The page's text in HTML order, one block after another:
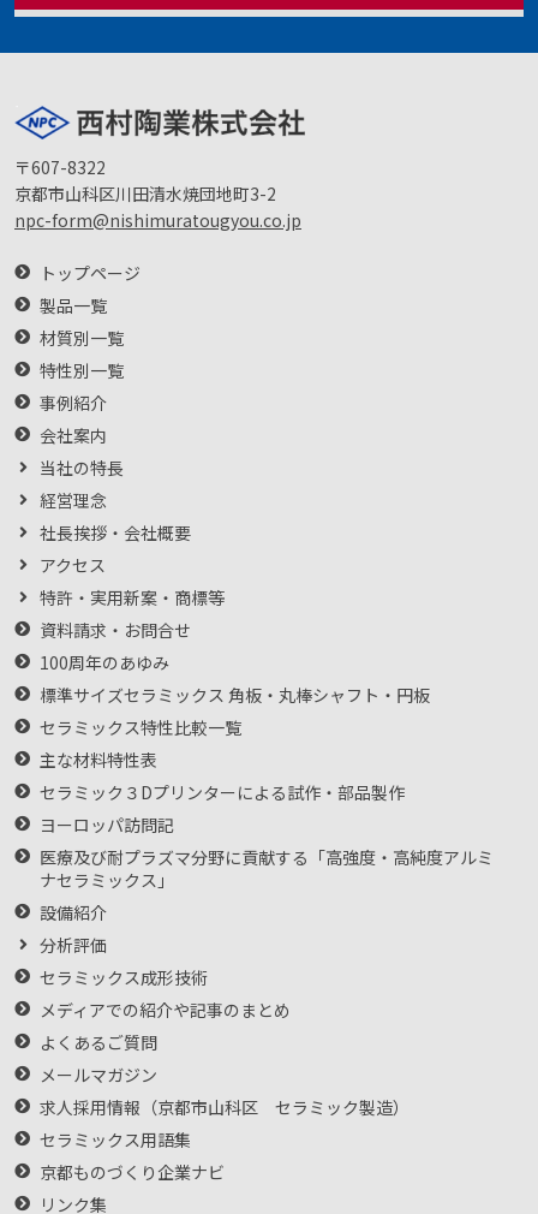
〒607-8322
京都市山科区川田清水焼団地町3-2
npc-form@nishimuratougyou.co.jp
トップページ
製品一覧
材質別一覧
特性別一覧
事例紹介
会社案内
当社の特長
経営理念
社長挨拶・会社概要
アクセス
特許・実用新案・商標等
資料請求・お問合せ
100周年のあゆみ
標準サイズセラミックス 角板・丸棒シャフト・円板
セラミックス特性比較一覧
主な材料特性表
セラミック３Dプリンターによる試作・部品製作
ヨーロッパ訪問記
医療及び耐プラズマ分野に貢献する「高強度・高純度アルミ
ナセラミックス」
設備紹介
分析評価
セラミックス成形技術
メディアでの紹介や記事のまとめ
よくあるご質問
メールマガジン
求人採用情報（京都市山科区 セラミック製造）
セラミックス用語集
京都ものづくり企業ナビ
リンク集